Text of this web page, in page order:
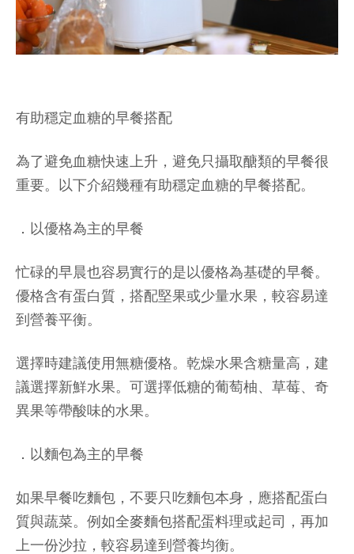
有助穩定血糖的早餐搭配
為了避免血糖快速上升，避免只攝取醣類的早餐很
重要。以下介紹幾種有助穩定血糖的早餐搭配。
．以優格為主的早餐
忙碌的早晨也容易實行的是以優格為基礎的早餐。
優格含有蛋白質，搭配堅果或少量水果，較容易達
到營養平衡。
選擇時建議使用無糖優格。乾燥水果含糖量高，建
議選擇新鮮水果。可選擇低糖的葡萄柚、草莓、奇
異果等帶酸味的水果。
．以麵包為主的早餐
如果早餐吃麵包，不要只吃麵包本身，應搭配蛋白
質與蔬菜。例如全麥麵包搭配蛋料理或起司，再加
上一份沙拉，較容易達到營養均衡。